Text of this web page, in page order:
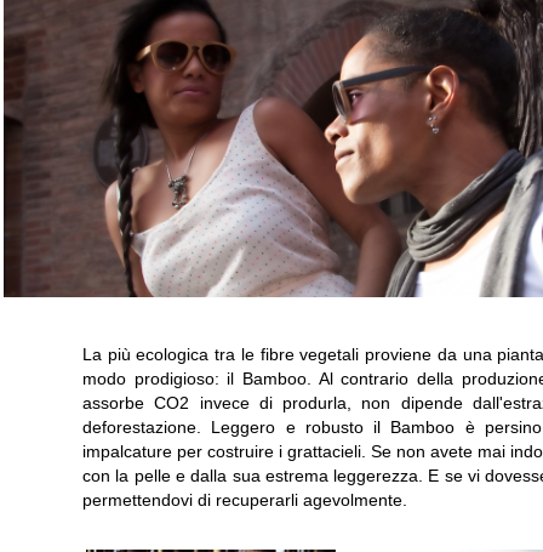
La più ecologica tra le fibre vegetali proviene da una
modo prodigioso: il Bamboo. Al contrario della
assorbe CO2 invece di produrla, non dipende
deforestazione. Leggero e robusto il Bamboo è
impalcature per costruire i grattacieli. Se non avete mai
con la pelle e dalla sua estrema leggerezza. E se vi
permettendovi di recuperarli agevolmente.